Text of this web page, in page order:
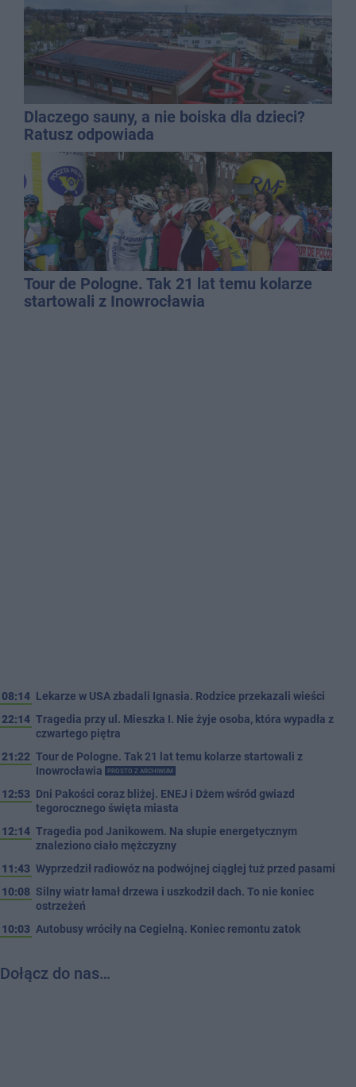
Dlaczego sauny, a nie boiska dla dzieci?
Ratusz odpowiada
Tour de Pologne. Tak 21 lat temu kolarze
startowali z Inowrocławia
08:14 Lekarze w USA zbadali Ignasia. Rodzice przekazali wieści
22:14 Tragedia przy ul. Mieszka I. Nie żyje osoba, która wypadła z
czwartego piętra
21:22 Tour de Pologne. Tak 21 lat temu kolarze startowali z
Inowrocławia
PROSTO Z ARCHIWUM
12:53 Dni Pakości coraz bliżej. ENEJ i Dżem wśród gwiazd
tegorocznego święta miasta
12:14 Tragedia pod Janikowem. Na słupie energetycznym
znaleziono ciało mężczyzny
11:43 Wyprzedził radiowóz na podwójnej ciągłej tuż przed pasami
10:08 Silny wiatr łamał drzewa i uszkodził dach. To nie koniec
ostrzeżeń
10:03 Autobusy wróciły na Cegielną. Koniec remontu zatok
Dołącz do nas…